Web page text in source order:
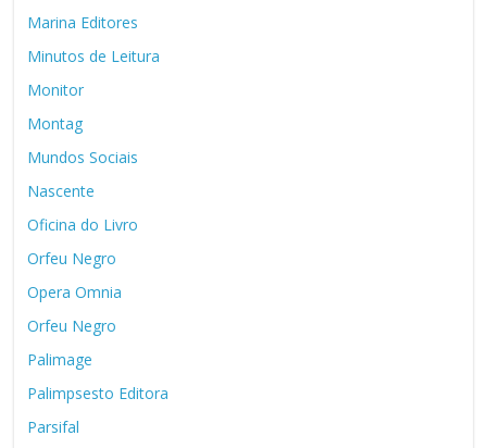
Marina Editores
Minutos de Leitura
Monitor
Montag
Mundos Sociais
Nascente
Oficina do Livro
Orfeu Negro
Opera Omnia
Orfeu Negro
Palimage
Palimpsesto Editora
Parsifal